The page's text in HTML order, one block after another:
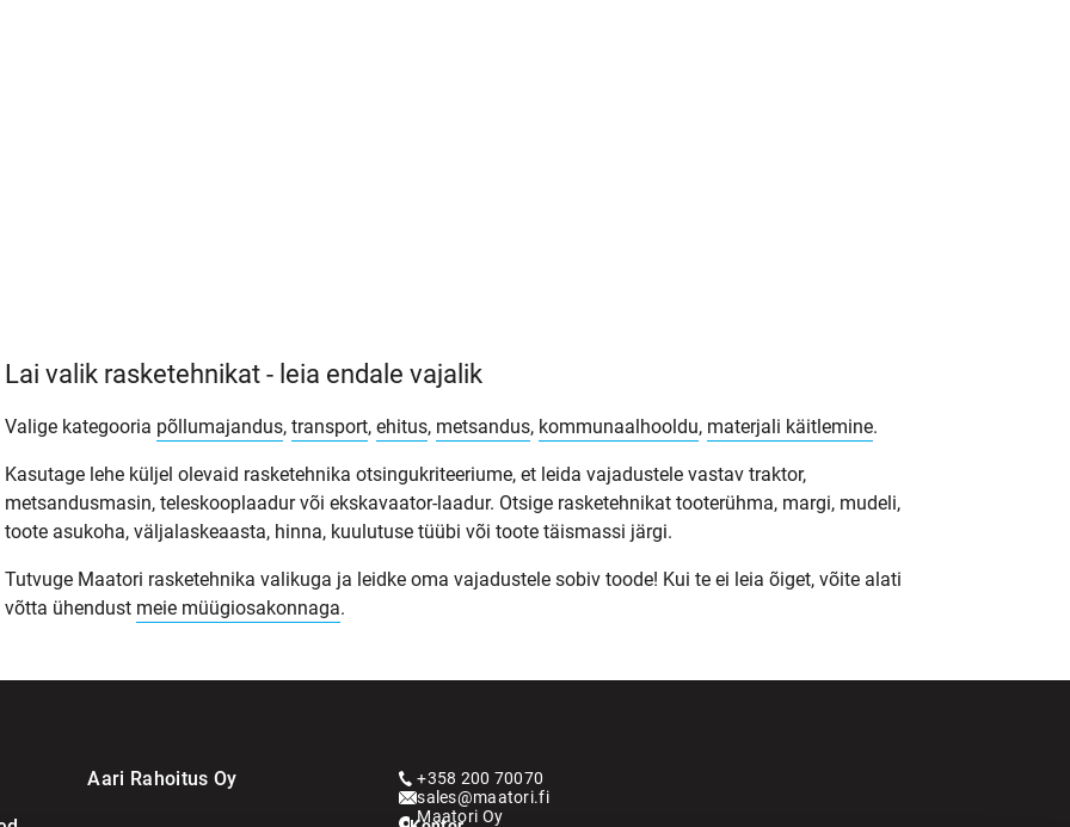
Lai valik rasketehnikat - leia endale vajalik
Valige kategooria põllumajandus, transport, ehitus, metsandus, kommunaalhooldu, materjali käitlemine.
Kasutage lehe küljel olevaid rasketehnika otsingukriteeriume, et leida vajadustele vastav traktor,
metsandusmasin, teleskooplaadur või ekskavaator-laadur. Otsige rasketehnikat tooterühma, margi, mudeli,
toote asukoha, väljalaskeaasta, hinna, kuulutuse tüübi või toote täismassi järgi.
Tutvuge Maatori rasketehnika valikuga ja leidke oma vajadustele sobiv toode! Kui te ei leia õiget, võite alati
võtta ühendust meie müügiosakonnaga.
Aari Rahoitus Oy
+358 200 70070
sales@maatori.fi
Maatori Oy